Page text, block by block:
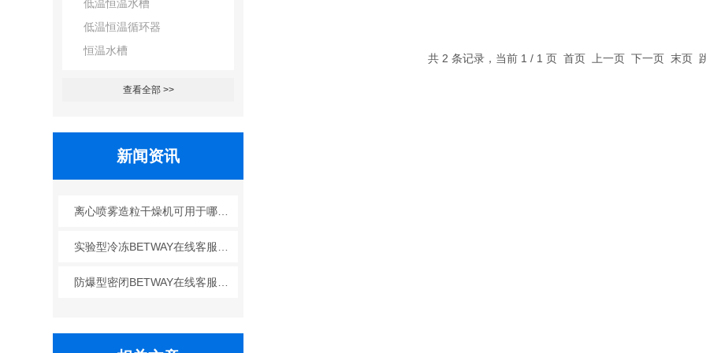
低温恒温水槽
低温恒温循环器
恒温水槽
查看全部 >>
新闻资讯
共 2 条记录，当前 1 / 1 页 首页 上一页 下一页 末页